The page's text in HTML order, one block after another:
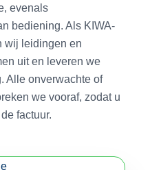
evenals
bediening. Als KIWA-
wij leidingen en
uit en leveren we
Alle onverwachte of
we vooraf, zodat u
factuur.